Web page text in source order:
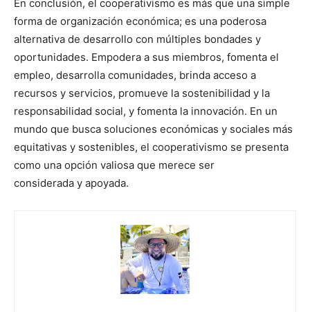
En conclusión, el cooperativismo es más que una simple
forma de organización económica; es una poderosa
alternativa de desarrollo con múltiples bondades y
oportunidades. Empodera a sus miembros, fomenta el
empleo, desarrolla comunidades, brinda acceso a
recursos y servicios, promueve la sostenibilidad y la
responsabilidad social, y fomenta la innovación. En un
mundo que busca soluciones económicas y sociales más
equitativas y sostenibles, el cooperativismo se presenta
como una opción valiosa que merece ser
considerada y apoyada.